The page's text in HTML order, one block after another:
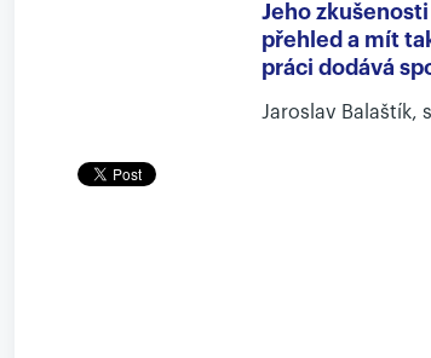
Jeho
přehled a mít
práci dodává
Jaroslav Balaštík,